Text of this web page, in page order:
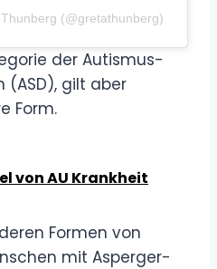
(@gretathunberg)
der Autismus-
(ASD), gilt aber
Form.
von AU Krankheit
Formen von
mit Asperger-